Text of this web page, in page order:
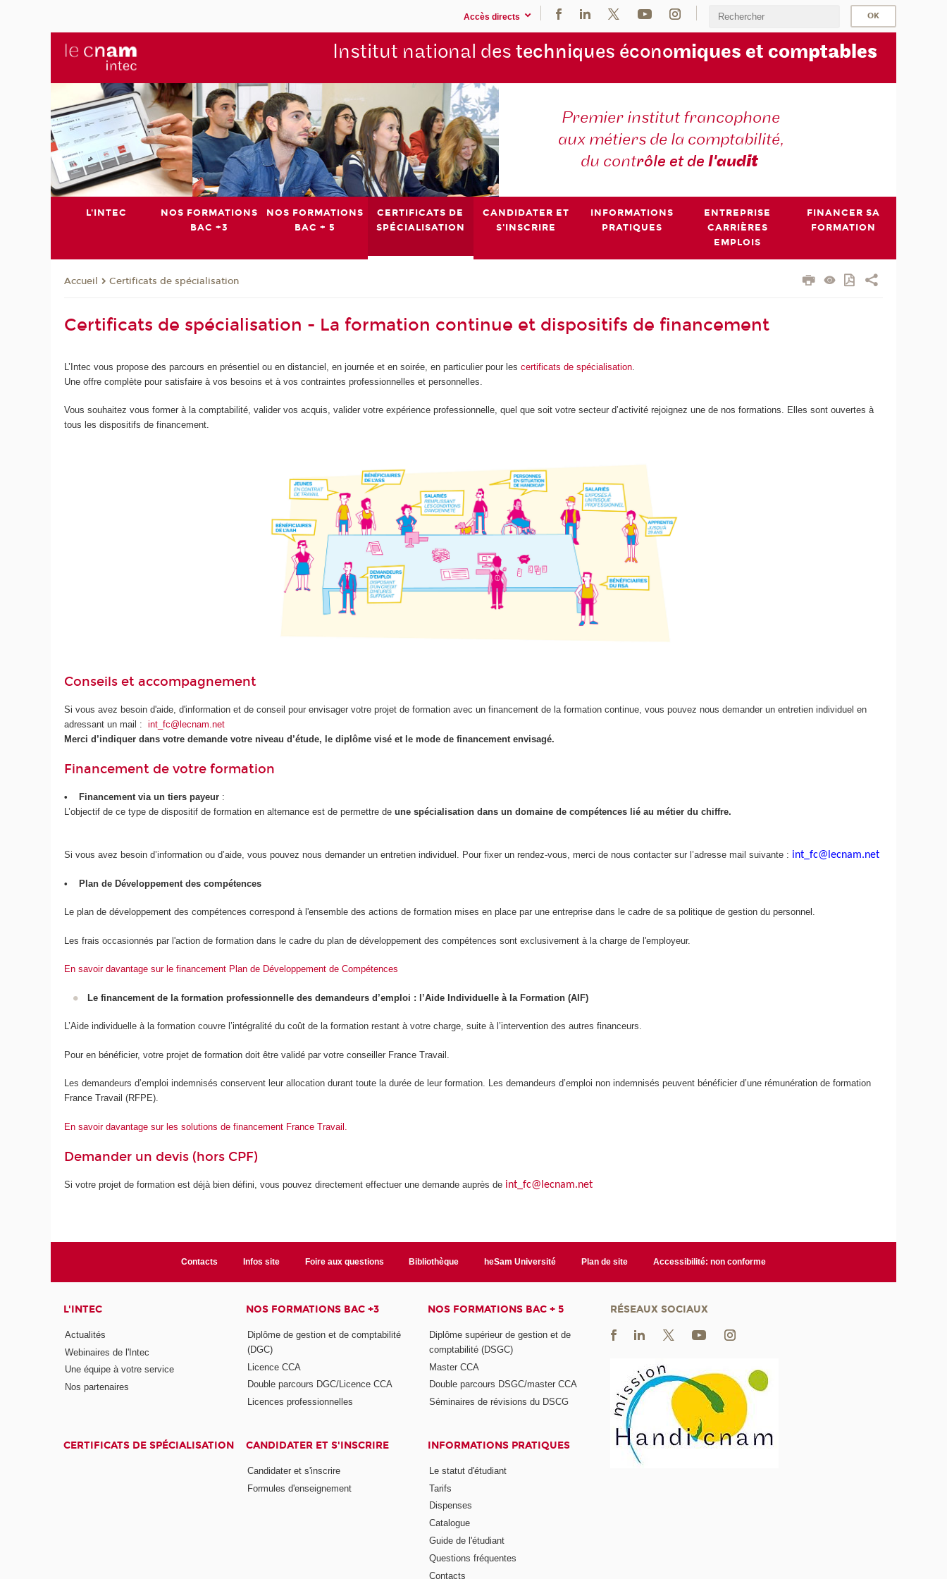
Accès directs
Institut national des techniques économiques et comptables
Premier institut francophone
aux métiers de la comptabilité,
du contrôle et del'audit
L'INTEC
NOS FORMATIONS
BAC +3
NOS FORMATIONS
BAC + 5
CERTIFICATS DE
SPÉCIALISATION
CANDIDATER ET
S'INSCRIRE
INFORMATIONS
PRATIQUES
ENTREPRISE
CARRIÈRES
EMPLOIS
FINANCER SA
FORMATION
Accueil Certificats de spécialisation
Certificats de spécialisation - La formation continue et dispositifs de financement
L’Intec vous propose des parcours en présentiel ou en distanciel, en journée et en soirée, en particulier pour lescertificats de spécialisation
Une offre complète pour satisfaire à vos besoins et à vos contraintes professionnelles et personnelles.
Vous souhaitez vous former à la comptabilité, valider vos acquis, valider votre expérience professionnelle, quel que soit votre secteur d’activité rejoignez une de nos formations. Elles sont ouvertes à
tous les dispositifs de financement.
Conseils et accompagnement
Si vous avez besoin d'aide, d'information et de conseil pour envisager votre projet de formation avec un financement de la formation continue, vous pouvez nous demander un entretien individuel en
adressant un mail :int_fc@lecnam.net
Merci d’indiquer dans votre demande votre niveau d’étude, le diplôme visé et le mode de financement envisagé.
Financement de votre formation
• Financement via un tiers payeur :
L’objectif de ce type de dispositif de formation en alternance est de permettre deune spécialisation dans un domaine de compétences lié au métier du chiffre.
Si vous avez besoin d’information ou d’aide, vous pouvez nous demander un entretien individuel. Pour fixer un rendez-vous, merci de nous contacter sur l’adresse mail suivante : int_fc@lecnam.net
• Plan de Développement des compétences
Le plan de développement des compétences correspond à l'ensemble des actions de formation mises en place par une entreprise dans le cadre de sa politique de gestion du personnel.
Les frais occasionnés par l'action de formation dans le cadre du plan de développement des compétences sont exclusivement à la charge de l'employeur.
En savoir davantage sur le financement Plan de Développement de Compétences
Le financement de la formation professionnelle des demandeurs d’emploi : l’Aide Individuelle à la Formation (AIF)
L’Aide individuelle à la formation couvre l’intégralité du coût de la formation restant à votre charge, suite à l’intervention des autres financeurs.
Pour en bénéficier, votre projet de formation doit être validé par votre conseiller France Travail.
Les demandeurs d’emploi indemnisés conservent leur allocation durant toute la durée de leur formation. Les demandeurs d’emploi non indemnisés peuvent bénéficier d’une rémunération de formation
France Travail (RFPE).
En savoir davantage sur les solutions de financement France Travail.
Demander un devis (hors CPF)
Si votre projet de formation est déjà bien défini, vous pouvez directement effectuer une demande auprès de int_fc@lecnam.net
Contacts Infos site Foire aux questions Bibliothèque heSam Université Plan de site Accessibilité: non conforme
L'INTEC
Actualités
Webinaires de l'Intec
Une équipe à votre service
Nos partenaires
NOS FORMATIONS BAC +3
Diplôme de gestion et de comptabilité
(DGC)
Licence CCA
Double parcours DGC/Licence CCA
Licences professionnelles
NOS FORMATIONS BAC + 5
Diplôme supérieur de gestion et de
comptabilité (DSGC)
Master CCA
Double parcours DSGC/master CCA
Séminaires de révisions du DSCG
CERTIFICATS DE SPÉCIALISATION CANDIDATER ET S'INSCRIRE
Candidater et s'inscrire
Formules d'enseignement
INFORMATIONS PRATIQUES
Le statut d'étudiant
Tarifs
Dispenses
Catalogue
Guide de l'étudiant
Questions fréquentes
Contacts
RÉSEAUX SOCIAUX